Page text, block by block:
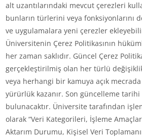
alt uzantılarındaki mevcut çerezleri
bunların türlerini veya fonksiyonlarını
ve uygulamalara yeni çerezler
Üniversitenin Çerez Politikasının
her zaman saklıdır. Güncel Çerez
gerçekleştirilmiş olan her türlü
veya herhangi bir kamuya açık
yürürlük kazanır. Son güncelleme
bulunacaktır. Üniversite tarafından
olarak “Veri Kategorileri, İşleme
Aktarım Durumu, Kişisel Veri